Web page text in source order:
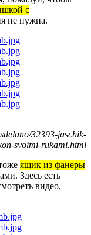
с
не нужна.
32393-jaschik-
svoimi-rukami.html
ящик из фанеры
Здесь есть
видео,